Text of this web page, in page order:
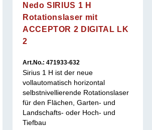
Nedo SIRIUS 1 H
Rotationslaser mit
ACCEPTOR 2 DIGITAL LK
2
Art.No.: 471933-632
Sirius 1 H ist der neue
vollautomatisch horizontal
selbstnivellierende Rotationslaser
für den Flächen, Garten- und
Landschafts- oder Hoch- und
Tiefbau